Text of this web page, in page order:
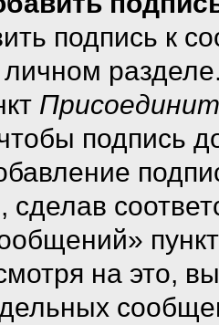
подпись к
личном
подпись
на это,